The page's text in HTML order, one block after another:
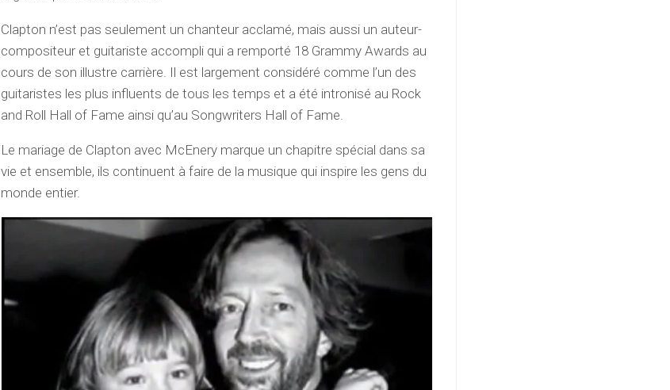
Clapton n’est pas seulement un chanteur acclamé, mais aussi un auteur-
compositeur et guitariste accompli qui a remporté 18 Grammy Awards au
cours de son illustre carrière. Il est largement considéré comme l’un des
guitaristes les plus influents de tous les temps et a été intronisé au Rock
and Roll Hall of Fame ainsi qu’au Songwriters Hall of Fame.
Le mariage de Clapton avec McEnery marque un chapitre spécial dans sa
vie et ensemble, ils continuent à faire de la musique qui inspire les gens du
monde entier.